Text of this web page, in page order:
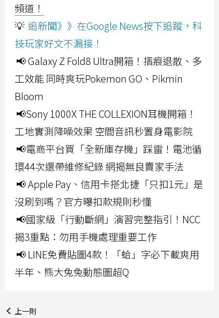
頻道！
💡 追新聞》》在Google News按下追蹤，科
技玩家好文不漏接！
📢 Galaxy Z Fold8 Ultra開箱！摺痕退散、多
工效能 同時爽玩Pokemon GO、Pikmin
Bloom
📢Sony 1000X THE COLLEXION耳機開箱！
工地實測降噪效果 空間音訊秒置身電影院
📢電商平台買「全新庫存機」踩雷！電池循
環44次還帶維修紀錄 網揭無良賣家手法
📢 Apple Pay、信用卡搭北捷「只扣1元」是
沒刷到嗎？官方曝扣款規則秒懂
📢國家級「行動斷網」演習完整指引！NCC
揭3重點：勿用手機處理重要工作
📢 LINE免費貼圖4款！「蛤」字必下載爽用
半年、熊大兔兔動態圖超Q
上一則